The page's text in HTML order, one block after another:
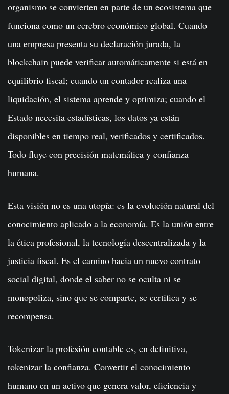
organismo se convierten en parte de un ecosistema que
funciona como un cerebro económico global. Cuando
una empresa presenta su declaración jurada, la
blockchain puede verificar automáticamente si está en
equilibrio fiscal; cuando un contador realiza una
liquidación, el sistema aprende y optimiza; cuando el
Estado necesita estadísticas, los datos ya están
disponibles en tiempo real, verificados y certificados.
Todo fluye con precisión matemática y confianza
humana.
Esta visión no es una utopía: es la evolución natural del
conocimiento aplicado a la economía. Es la unión entre
la ética profesional, la tecnología descentralizada y la
justicia fiscal. Es el camino hacia un nuevo contrato
social digital, donde el saber no se oculta ni se
monopoliza, sino que se comparte, se certifica y se
recompensa.
Tokenizar la profesión contable es, en definitiva,
tokenizar la confianza. Convertir el conocimiento
humano en un activo que genera valor, eficiencia y